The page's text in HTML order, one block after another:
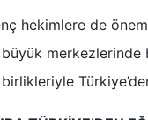
hekimlere de